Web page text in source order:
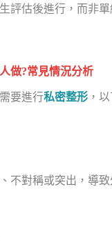
評估後進行，而非
做?常見情況分析
要進行私密整形 ，
不對稱或突出，導